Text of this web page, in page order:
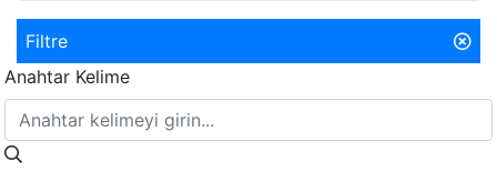
Filtre
Anahtar Kelime